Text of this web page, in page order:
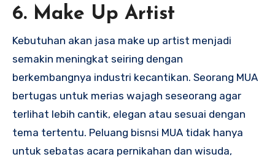
6. Make Up Artist
Kebutuhan akan jasa make up artist menjadi
semakin meningkat seiring dengan
berkembangnya industri kecantikan. Seorang MUA
bertugas untuk merias wajagh seseorang agar
terlihat lebih cantik, elegan atau sesuai dengan
tema tertentu. Peluang bisnsi MUA tidak hanya
untuk sebatas acara pernikahan dan wisuda,